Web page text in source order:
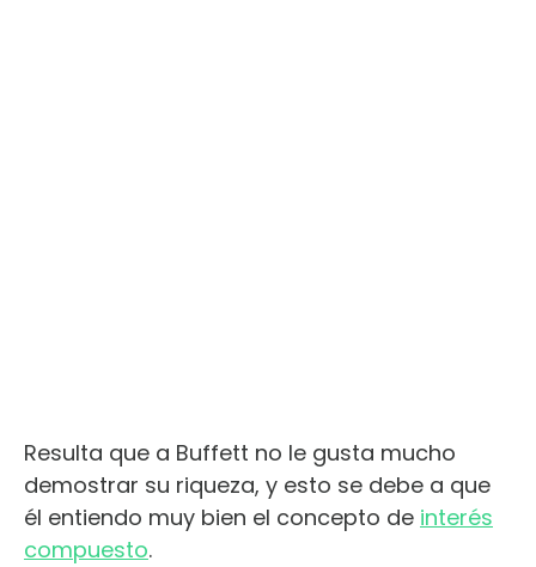
Resulta que a Buffett no le gusta mucho
demostrar su riqueza, y esto se debe a que
él entiendo muy bien el concepto de interés
compuesto.